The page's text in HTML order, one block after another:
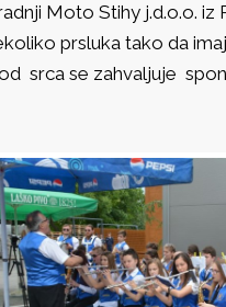
Moto Stihy j.d.o.o.
prsluka tako da
srca se zahvaljuje